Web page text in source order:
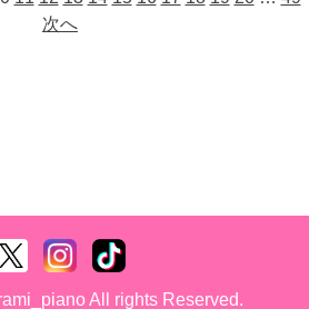
次へ
All rights Reserved.